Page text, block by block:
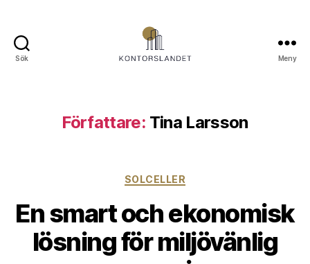
Sök Meny
Författare: Tina Larsson
Kategorier
SOLCELLER
En smart och ekonomisk
lösning för miljövänlig